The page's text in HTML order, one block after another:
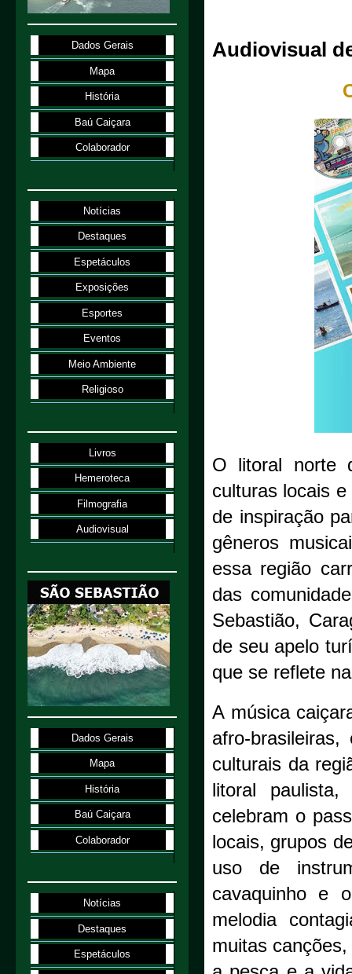
Audiovisual
O litoral norte
culturas locais
de inspiração
gêneros
essa região
das
Sebastião,
de seu apelo
que se reflete
A música
afro-
culturais da
litoral
celebram o
locais, grupos
uso de
cavaquinho e
melodia
muitas
Dados Gerais
Mapa
História
Baú Caiçara
Colaborador
Notícias
Destaques
Espetáculos
Exposições
Esportes
Eventos
Meio Ambiente
Religioso
Livros
Hemeroteca
Filmografia
Audiovisual
Dados Gerais
Mapa
História
Baú Caiçara
Colaborador
Notícias
Destaques
Espetáculos